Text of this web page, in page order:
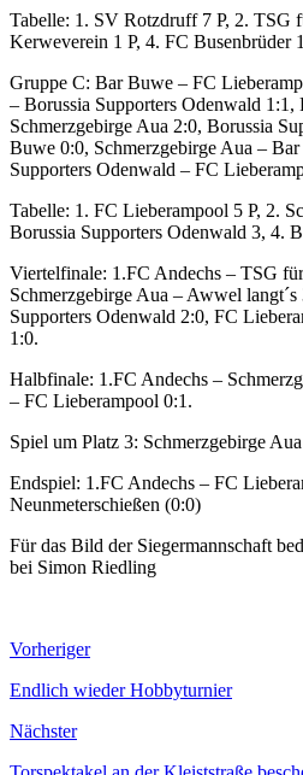
Tabelle: 1. SV Rotzdruff 7 P, 2. TSG
Kerweverein 1 P, 4. FC Busenbrüder
Gruppe C: Bar Buwe – FC
– Borussia Supporters Odenwald
Schmerzgebirge Aua 2:0, Borussia
Buwe 0:0, Schmerzgebirge Aua –
Supporters Odenwald – FC
Tabelle: 1. FC Lieberampool 5 P, 2.
Borussia Supporters Odenwald 3, 4.
Viertelfinale: 1.FC Andechs – TSG
Schmerzgebirge Aua – Awwel
Supporters Odenwald 2:0, FC
1:0.
Halbfinale: 1.FC Andechs –
– FC Lieberampool 0:1.
Spiel um Platz 3: Schmerzgebirge
Endspiel: 1.FC Andechs – FC
Neunmeterschießen (0:0)
Für das Bild der Siegermannschaft
bei Simon Riedling
Vorheriger
Endlich wieder Hobbyturnier
Nächster